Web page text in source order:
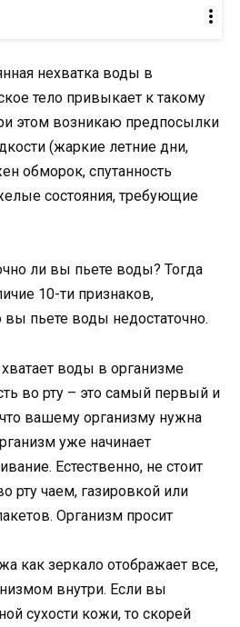
нехватка воды в
тело привыкает к такому
этом возникаю предпосылки
(жаркие летние дни,
обморок, спутанность
состояния, требующие
ли вы пьете воды? Тогда
10-ти признаков,
пьете воды недостаточно.
воды в организме
во рту – это самый первый и
вашему организму нужна
уже начинает
Естественно, не стоит
рту чаем, газировкой или
Организм просит
как зеркало отображает все,
внутри. Если вы
сухости кожи, то скорей